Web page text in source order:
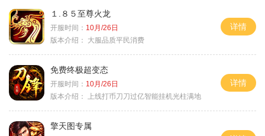
１.８５至尊火龙
开服时间： 10月/26日
版本介绍：
大服品质平民消费
详情
免费终极超变态
开服时间： 10月/26日
版本介绍：
上线打币刀刀过亿智能挂机光柱满地
详情
擎天图专属